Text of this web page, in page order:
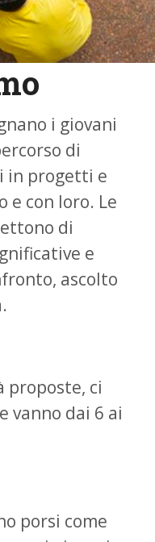
i giovani
di
in progetti e
con loro. Le
di
e
ascolto
proposte, ci
vanno dai 6 ai
porsi come